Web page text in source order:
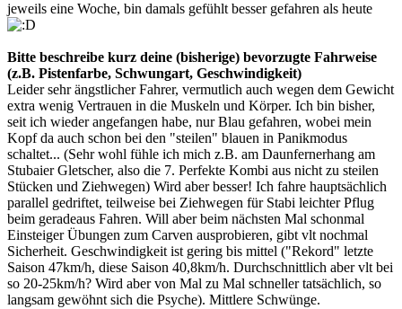
jeweils eine Woche, bin damals gefühlt besser gefahren als heute
Bitte beschreibe kurz deine (bisherige) bevorzugte Fahrweise
(z.B. Pistenfarbe, Schwungart, Geschwindigkeit)
Leider sehr ängstlicher Fahrer, vermutlich auch wegen dem Gewicht
extra wenig Vertrauen in die Muskeln und Körper. Ich bin bisher,
seit ich wieder angefangen habe, nur Blau gefahren, wobei mein
Kopf da auch schon bei den "steilen" blauen in Panikmodus
schaltet... (Sehr wohl fühle ich mich z.B. am Daunfernerhang am
Stubaier Gletscher, also die 7. Perfekte Kombi aus nicht zu steilen
Stücken und Ziehwegen) Wird aber besser! Ich fahre hauptsächlich
parallel gedriftet, teilweise bei Ziehwegen für Stabi leichter Pflug
beim geradeaus Fahren. Will aber beim nächsten Mal schonmal
Einsteiger Übungen zum Carven ausprobieren, gibt vlt nochmal
Sicherheit. Geschwindigkeit ist gering bis mittel ("Rekord" letzte
Saison 47km/h, diese Saison 40,8km/h. Durchschnittlich aber vlt bei
so 20-25km/h? Wird aber von Mal zu Mal schneller tatsächlich, so
langsam gewöhnt sich die Psyche). Mittlere Schwünge.